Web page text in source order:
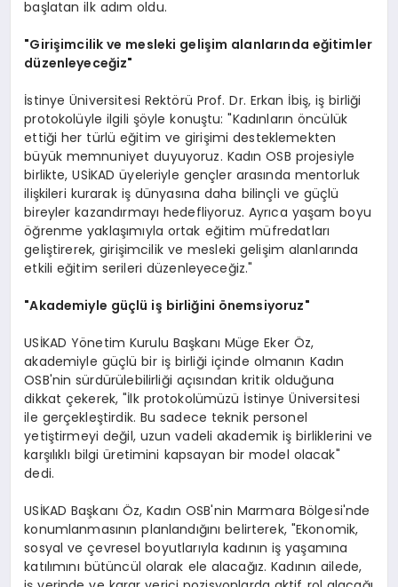
başlatan ilk adım oldu.
"Girişimcilik ve mesleki gelişim alanlarında eğitimler
düzenleyeceğiz"
İstinye Üniversitesi Rektörü Prof. Dr. Erkan İbiş, iş birliği
protokolüyle ilgili şöyle konuştu: "Kadınların öncülük
ettiği her türlü eğitim ve girişimi desteklemekten
büyük memnuniyet duyuyoruz. Kadın OSB projesiyle
birlikte, USİKAD üyeleriyle gençler arasında mentorluk
ilişkileri kurarak iş dünyasına daha bilinçli ve güçlü
bireyler kazandırmayı hedefliyoruz. Ayrıca yaşam boyu
öğrenme yaklaşımıyla ortak eğitim müfredatları
geliştirerek, girişimcilik ve mesleki gelişim alanlarında
etkili eğitim serileri düzenleyeceğiz."
"Akademiyle güçlü iş birliğini önemsiyoruz"
USİKAD Yönetim Kurulu Başkanı Müge Eker Öz,
akademiyle güçlü bir iş birliği içinde olmanın Kadın
OSB'nin sürdürülebilirliği açısından kritik olduğuna
dikkat çekerek, "İlk protokolümüzü İstinye Üniversitesi
ile gerçekleştirdik. Bu sadece teknik personel
yetiştirmeyi değil, uzun vadeli akademik iş birliklerini ve
karşılıklı bilgi üretimini kapsayan bir model olacak"
dedi.
USİKAD Başkanı Öz, Kadın OSB'nin Marmara Bölgesi'nde
konumlanmasının planlandığını belirterek, "Ekonomik,
sosyal ve çevresel boyutlarıyla kadının iş yaşamına
katılımını bütüncül olarak ele alacağız. Kadının ailede,